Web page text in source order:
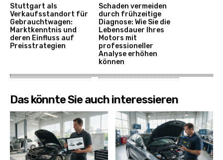
Stuttgart als
Verkaufsstandort für
Gebrauchtwagen:
Marktkenntnis und
deren Einfluss auf
Preisstrategien
Schaden vermeiden
durch frühzeitige
Diagnose: Wie Sie die
Lebensdauer Ihres
Motors mit
professioneller
Analyse erhöhen
können
Das könnte Sie auch interessieren